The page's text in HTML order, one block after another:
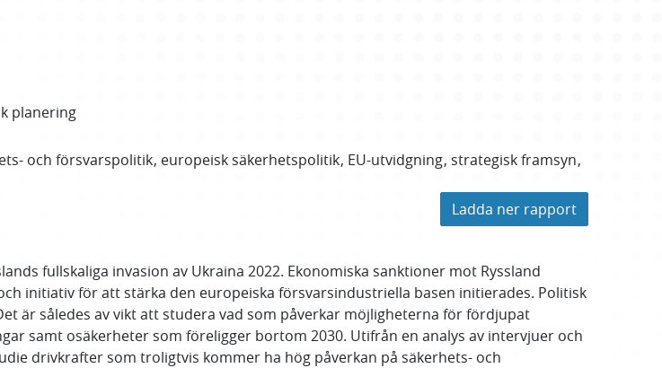
planering
och försvarspolitik europeisk säkerhetspolitik EU-utvidgning strategisk framsyn
Ladda ner rapport
fullskaliga invasion av Ukraina 2022. Ekonomiska sanktioner mot Ryssland
initiativ för att stärka den europeiska försvarsindustriella basen initierades. Politisk
är således av vikt att studera vad som påverkar möjligheterna för fördjupat
samt osäkerheter som föreligger bortom 2030. Utifrån en analys av intervjuer och
drivkrafter som troligtvis kommer ha hög påverkan på säkerhets- och